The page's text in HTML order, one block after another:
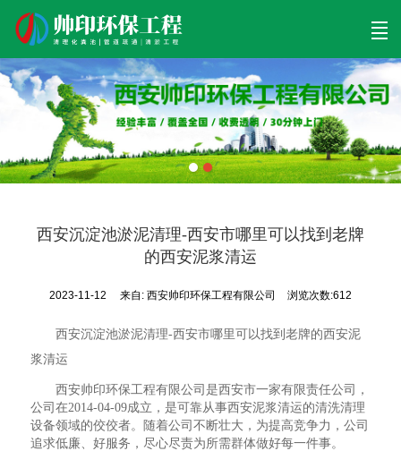
首页 清理工程 清淤工程 污泥工程 清淤检测
西安沉淀池淤泥清理-西安市哪里可以找到老牌
的西安泥浆清运
2023-11-12 来自:西安帅印环保工程有限公司 浏览次数:612
西安沉淀池淤泥清理-西安市哪里可以找到老牌的西安泥
浆清运
西安帅印环保工程有限公司是西安市一家有限责任公司，
公司在2014-04-09成立，是可靠从事西安泥浆清运的清洗清理
设备领域的佼佼者。随着公司不断壮大，为提高竞争力，公司
追求低廉、好服务，尽心尽责为所需群体做好每一件事。